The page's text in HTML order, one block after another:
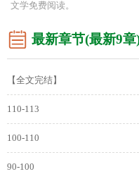
文学免费阅读。
最新章节(最新9章
【全文完结】
110-113
100-110
90-100